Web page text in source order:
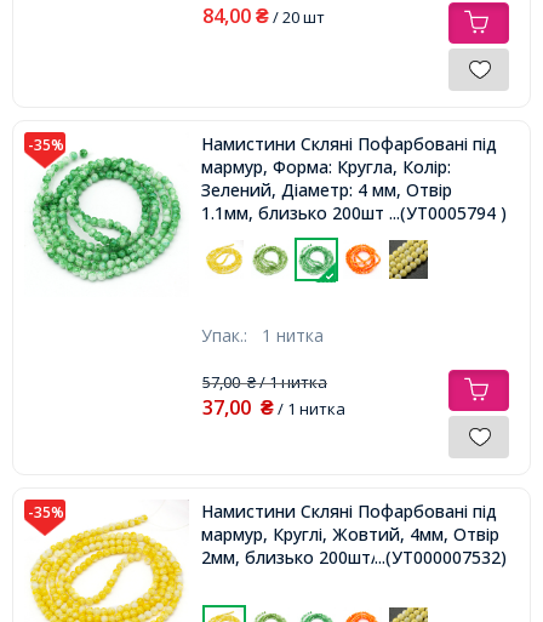
84,00 ₴/ 20 шт
-35%
Намистини Скляні Пофарбовані під
мармур, Форма: Кругла, Колір:
Зелений, Діаметр: 4 мм, Отвір
1.1мм, близько 200шт / 80см /
...(УТ0005794 )
Упак.: 1 нитка
57,00₴/ 1 нитка
37,00 ₴/ 1 нитка
-35%
Намистини Скляні Пофарбовані під
мармур, Круглі, Жовтий, 4мм, Отвір
2мм, близько 200шт/80см/нитка,
...(УТ000007532)